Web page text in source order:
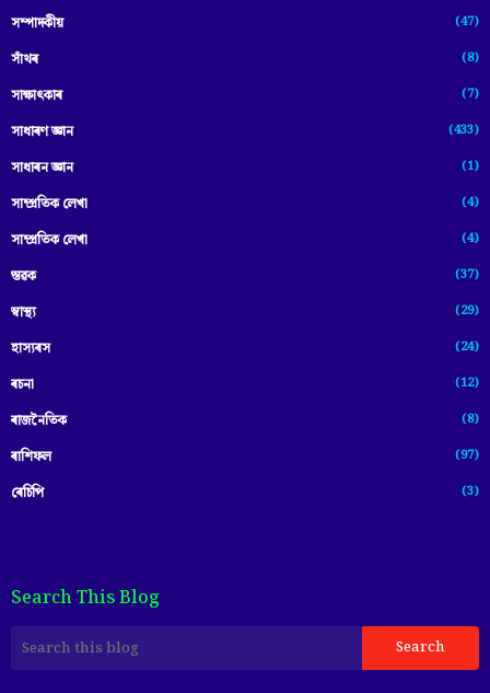
সম্পাদকীয় (47)
সাঁথৰ (8)
সাক্ষাৎকাৰ (7)
সাধাৰণ জ্ঞান (433)
সাধাৰন জ্ঞান (1)
সাম্প্রতিক লেখা (4)
সাম্প্ৰতিক লেখা (4)
স্তৱক (37)
স্বাস্থ্য (29)
হাস্যৰস (24)
ৰচনা (12)
ৰাজনৈতিক (8)
ৰাশিফল (97)
ৰেচিপি (3)
Search This Blog